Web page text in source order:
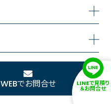
WEBでお問合せ LINEで見積り
＆お問合せ